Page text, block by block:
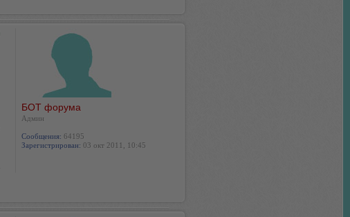
БОТ форума
Админ
Сообщения: 64195
Зарегистрирован: 03 окт 2011, 10:45